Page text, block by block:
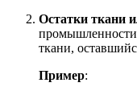
Остатки ткани
промышленности
ткани,
Пример: